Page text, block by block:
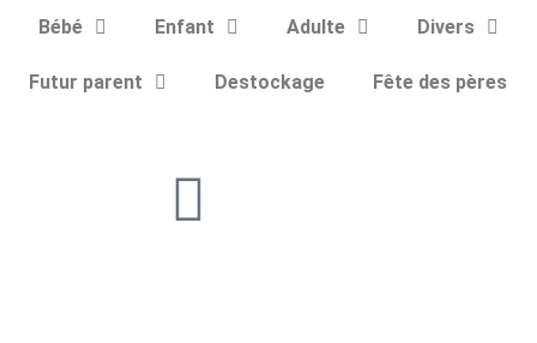
Bébé Enfant Adulte Divers
Futur parent Destockage Fête des pères